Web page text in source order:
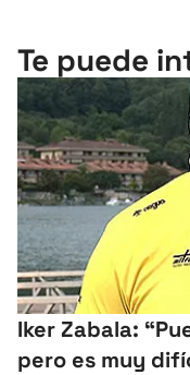
Te puede
Iker Zabala:
pero es muy